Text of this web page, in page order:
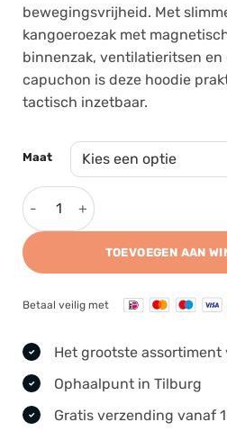
bewegingsvrijheid. Met
kangoeroezak met
binnenzak, ventilatieritsen
capuchon is deze hoodie
tactisch inzetbaar.
Maat
Carinthia G-LOFT® Ultra Hoodie
TOEVOEGEN AAN
Betaal veilig met
Het grootste assortiment
Ophaalpunt in Tilburg
Gratis verzending vanaf